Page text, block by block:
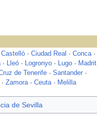
Castelló · Ciudad Real · Conca·
· Lleó · Logronyo · Lugo · Madrit
de Tenerife · Santander ·
Zamora· Ceuta· Melilla
de Sevilla